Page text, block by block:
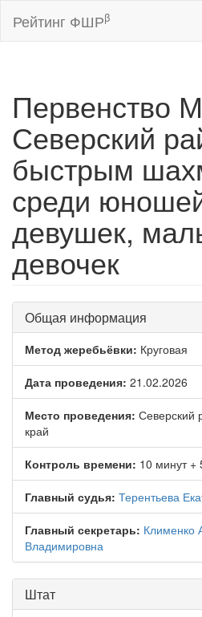
Рейтинг ФШРβ
Первенство
Северский
быстрым
среди
девушек,
девочек
Общая информация
Метод жеребьёвки: Круговая
Дата проведения: 21.02.2026
Место проведения: Северский
край
Контроль времени: 10 минут +
Главный судья: Терентьева
Главный секретарь: Клименко
Владимировна
Штат